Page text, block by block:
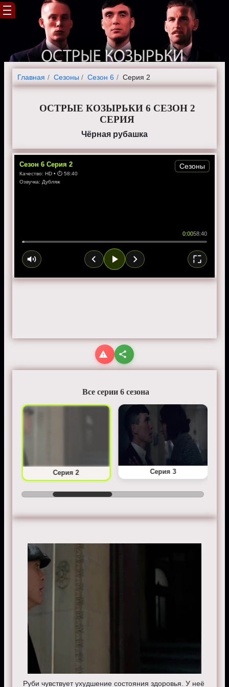
Главная Cезоны Сезон 6 Серия 2
ОСТРЫЕ КОЗЫРЬКИ 6 СЕЗОН 2
СЕРИЯ
Чёрная рубашка
Сезон 6 Серия 2
Качество: HD • ⏱ 58:40
Озвучка: Дубляж
0:0058:40
Сезоны
Все серии 6 сезона
Серия 2 Серия 3
Руби чувствует ухудшение состояния здоровья. У неё